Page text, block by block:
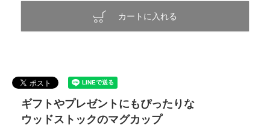
カートに入れる
ギフトやプレゼントにもぴったりな
ウッドストックのマグカップ